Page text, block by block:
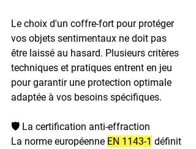
Le choix d'un coffre-fort pour protéger
vos objets sentimentaux ne doit pas
être laissé au hasard. Plusieurs critères
techniques et pratiques entrent en jeu
pour garantir une protection optimale
adaptée à vos besoins spécifiques.
🛡️ La certification anti-effraction
La norme européenne EN 1143-1 définit